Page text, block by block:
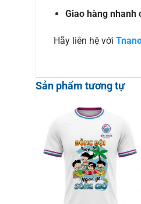
Giao hàng nhanh
Hãy liên hệ với
Sản phẩm tương tự